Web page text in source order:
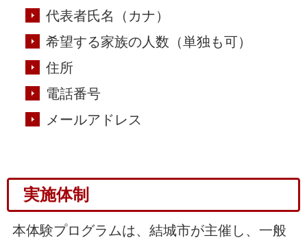
代表者氏名（カナ）
希望する家族の人数（単独も可）
住所
電話番号
メールアドレス
実施体制
本体験プログラムは、結城市が主催し、一般